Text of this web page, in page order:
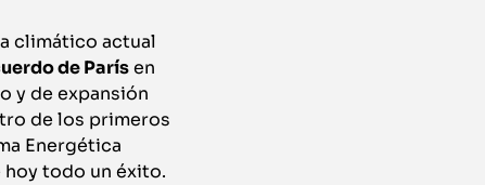
climático actual
de Parísen
y de expansión
de los primeros
Energética
hoy todo un éxito.